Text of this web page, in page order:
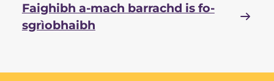
Faighibh a-mach barrachd is fo-
sgrìobhaibh